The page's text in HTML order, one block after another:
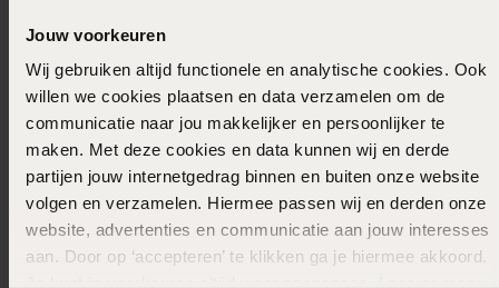
Jouw voorkeuren
Wij gebruiken altijd functionele en analytische cookies. Ook
willen we cookies plaatsen en data verzamelen om de
communicatie naar jou makkelijker en persoonlijker te
maken. Met deze cookies en data kunnen wij en derde
partijen jouw internetgedrag binnen en buiten onze website
volgen en verzamelen. Hiermee passen wij en derden onze
website, advertenties en communicatie aan jouw interesses
aan. Door op ‘accepteren’ te klikken ga je hiermee akkoord.